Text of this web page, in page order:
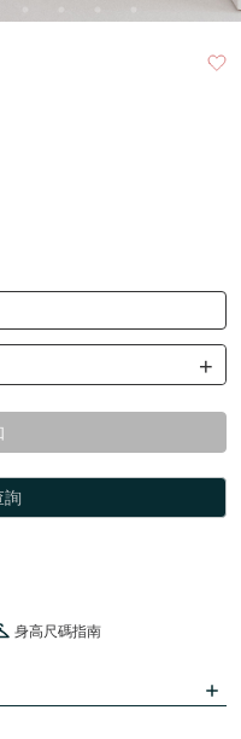
+
詢
身高尺碼指南